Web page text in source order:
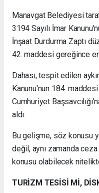
Manavgat Belediyesi
3194 Sayılı İmar
İnşaat Durdurma Zaptı
42. maddesi gereğince
Dahası, tespit edilen
Kanunu'nun 184.
Cumhuriyet
aldı.
Bu gelişme, söz konusu
değil, aynı zamanda
konusu olabilecek
TURİZM TESİSİ Mİ,